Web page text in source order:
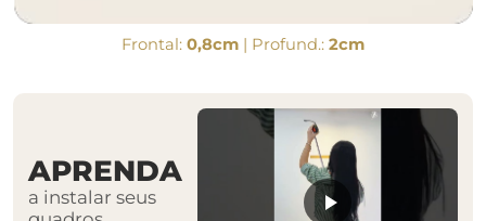
Frontal: 0,8cm | Profund.: 2cm
APRENDA
a instalar seus